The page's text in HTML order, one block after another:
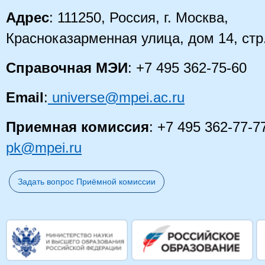
Адрес: 111250, Россия, г. Москва,
Красноказарменная улица, дом 14,
Справочная МЭИ: +7 495 362-75-60
Email: universe@mpei.ac.ru
Приемная комиссия: +7 495 362-77-
pk@mpei.ru
Задать вопрос Приёмной комиссии